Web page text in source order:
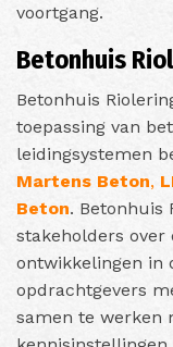
voortgang.
Betonhuis
Betonhuis
toepassing van
leidingsystemen
Martens Beton,
Beton. Betonhuis
stakeholders
ontwikkelingen in
opdrachtgevers
samen te werken